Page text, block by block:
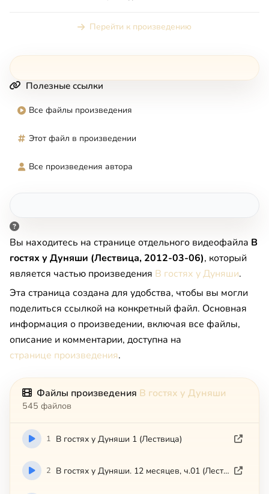
Перейти к произведению
Полезные ссылки
Все файлы произведения
Этот файл в произведении
Все произведения автора
Вы находитесь на странице отдельного видеофайла В
гостях у Дуняши (Лествица, 2012-03-06), который
является частью произведения В гостях у Дуняши.
Эта страница создана для удобства, чтобы вы могли
поделиться ссылкой на конкретный файл. Основная
информация о произведении, включая все файлы,
описание и комментарии, доступна на
странице произведения.
Файлы произведения В гостях у Дуняши
545 файлов
1 В гостях у Дуняши 1 (Лествица)
2 В гостях у Дуняши. 12 месяцев, ч.01 (Лествица)